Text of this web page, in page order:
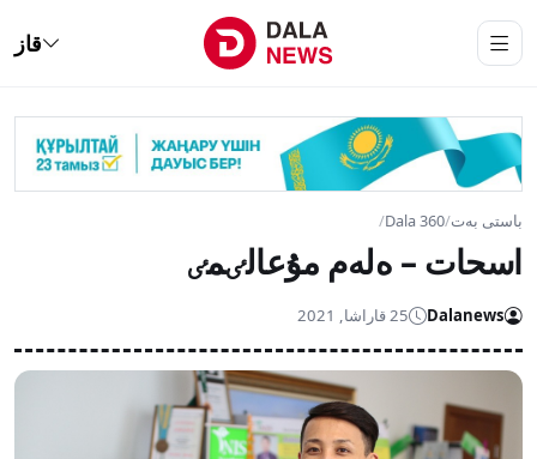
قاز
باستى بەت/
Dala 360
/
اسحات – ەلەم مۇعالٸمٸ
Dalanews 25 قاراشا, 2021